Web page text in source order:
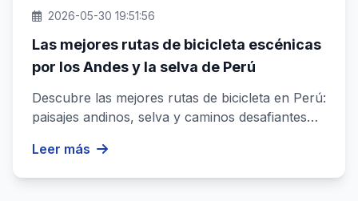
2026-05-30 19:51:56
Las mejores rutas de bicicleta escénicas
por los Andes y la selva de Perú
Descubre las mejores rutas de bicicleta en Perú:
paisajes andinos, selva y caminos desafiantes
Leer más